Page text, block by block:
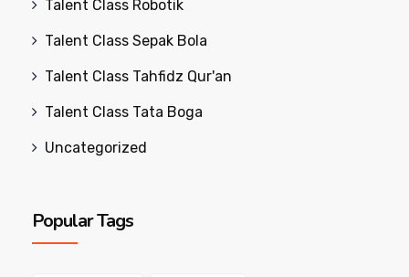
Talent Class Robotik
Talent Class Sepak Bola
Talent Class Tahfidz Qur'an
Talent Class Tata Boga
Uncategorized
Popular Tags